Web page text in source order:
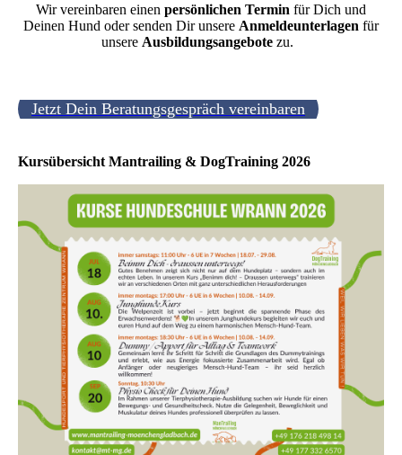
Wir vereinbaren einen persönlichen Termin für Dich und
Deinen Hund oder senden Dir unsere Anmeldeunterlagen für
unsere Ausbildungsangebote zu.
Jetzt Dein Beratungsgespräch vereinbaren
Kursübersicht Mantrailing & DogTraining 2026